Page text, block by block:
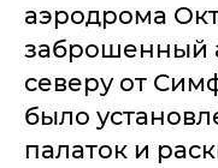
аэродрома
заброшенный
северу от
было
палаток и